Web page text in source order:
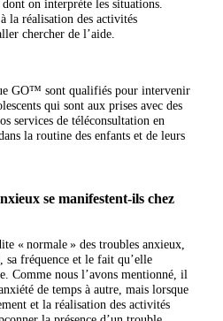
on interprète les situations.
la réalisation des activités
chercher de l’aide.
GO™ sont qualifiés pour intervenir
qui sont aux prises avec des
services de téléconsultation en
la routine des enfants et de leurs
se manifestent-ils chez
« normale » des troubles anxieux,
sa fréquence et le fait qu’elle
Comme nous l’avons mentionné, il
de temps à autre, mais lorsque
et la réalisation des activités